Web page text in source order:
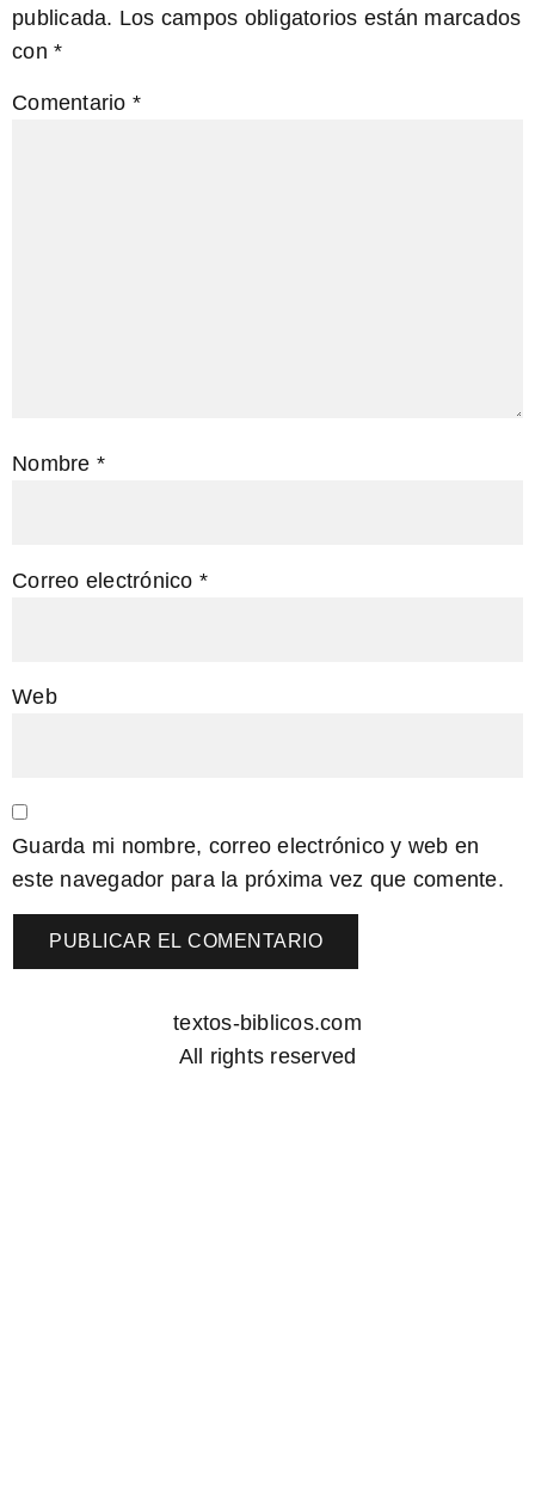
publicada. Los campos obligatorios están marcados
con *
Comentario *
Nombre *
Correo electrónico *
Web
Guarda mi nombre, correo electrónico y web en
este navegador para la próxima vez que comente.
textos-biblicos.com
All rights reserved